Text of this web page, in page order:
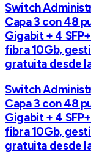
Switch
Capa 3 con 48
Gigabit + 4
fibra 10Gb,
gratuita desde
Switch
Capa 3 con 48
Gigabit + 4
fibra 10Gb,
gratuita desde